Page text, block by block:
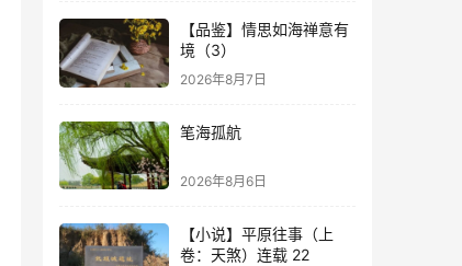
【品鉴】情思如海禅意有
境（3）
2026年8月7日
笔海孤航
2026年8月6日
【小说】平原往事（上
卷：天煞）连载 22